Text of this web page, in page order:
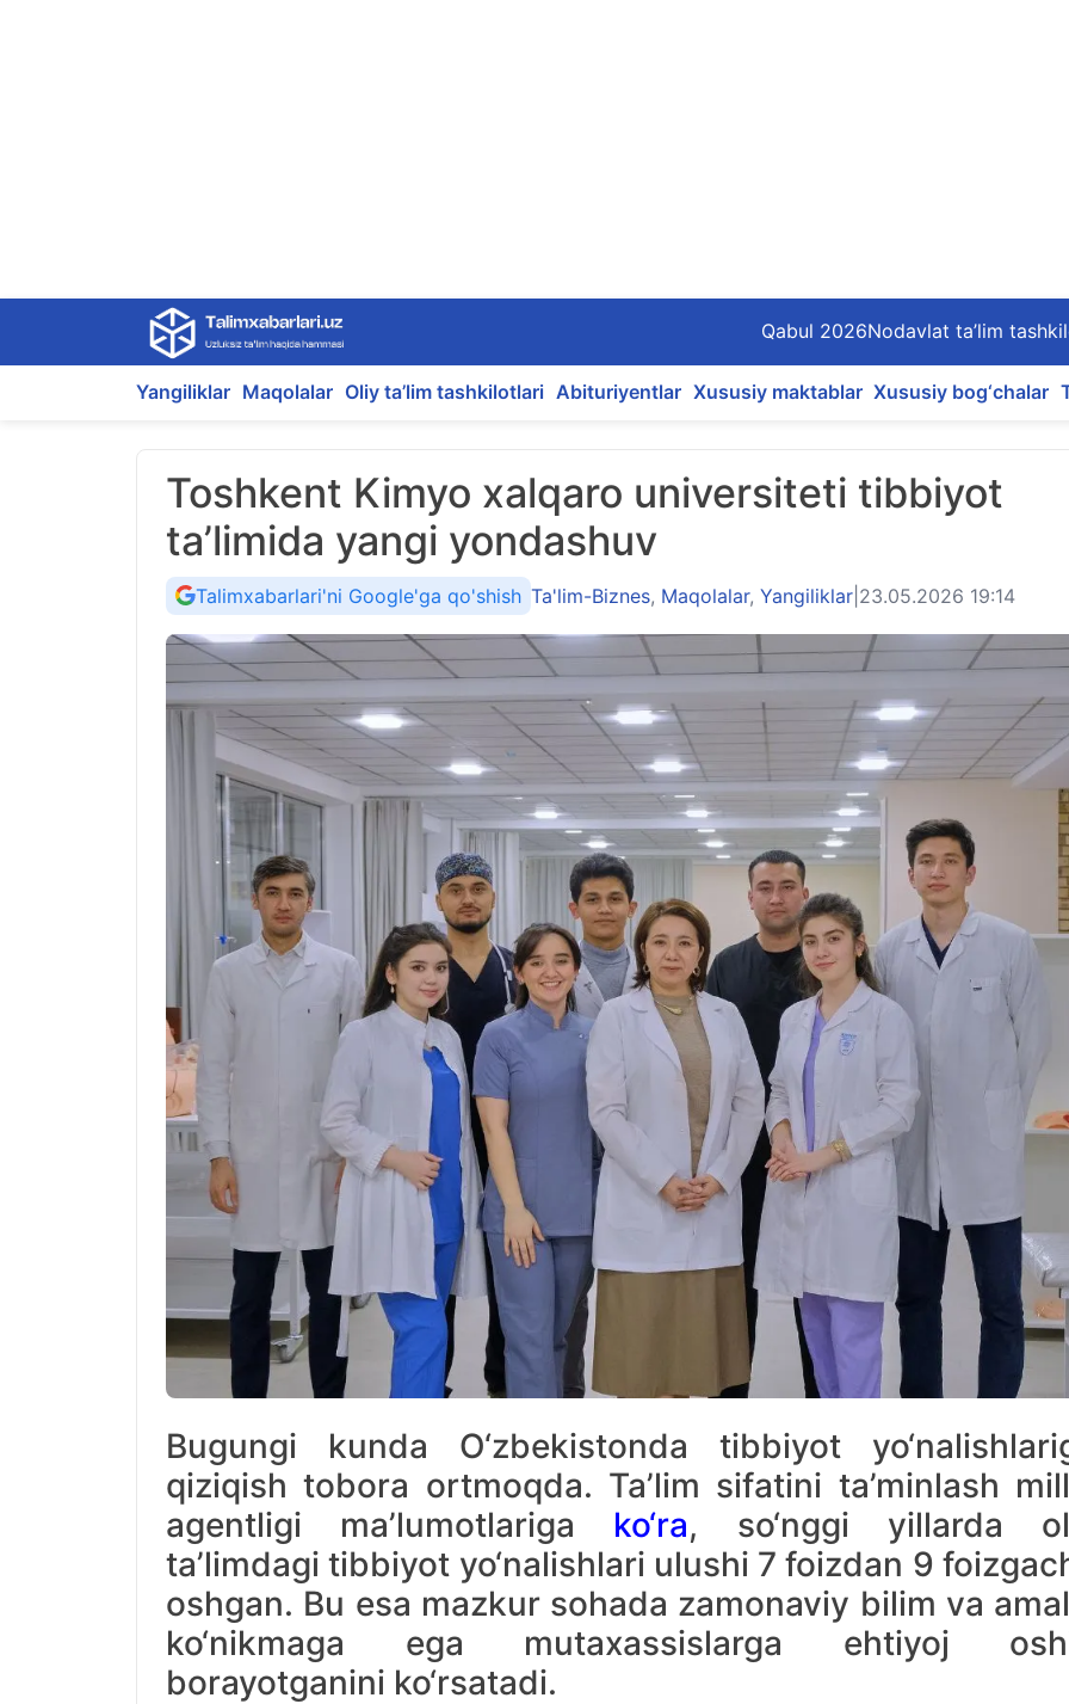
content
Qabul 2026Nodavlat ta’lim
Yangiliklar Maqolalar Oliy ta’lim tashkilotlari Abituriyentlar Xususiy maktablar Xususiy bog‘chalar
Toshkent Kimyo xalqaro universiteti tibbiyot
ta’limida yangi yondashuv
Talimxabarlari'ni Google'ga qo'shish Ta'lim-Biznes, Maqolalar, Yangiliklar 23.05.2026 19:14
Bugungi kunda O‘zbekistonda tibbiyot
qiziqish tobora ortmoqda. Ta’lim sifatini ta’minlash
agentligi ma’lumotlariga ko‘ra, so‘nggi yillarda
ta’limdagi tibbiyot yo‘nalishlari ulushi 7 foizdan 9
oshgan. Bu esa mazkur sohada zamonaviy bilim va
ko‘nikmaga ega mutaxassislarga ehtiyoj
borayotganini ko‘rsatadi.